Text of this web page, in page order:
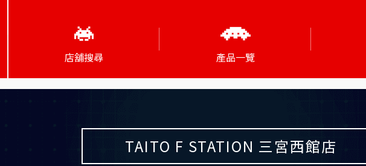
店舖搜尋 產品一覽
TAITO F STATION 三宮西館店